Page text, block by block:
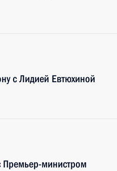
с Лидией Евтюхиной
Премьер-министром